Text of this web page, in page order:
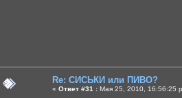
Re: СИСЬКИ или ПИВО?
« Ответ #31 : Мая 25, 2010, 16:56:25